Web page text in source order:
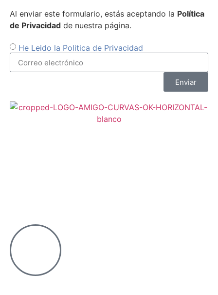
Al enviar este formulario, estás aceptando la Política
de Privacidad de nuestra página.
He Leido la Politica de Privacidad
Enviar